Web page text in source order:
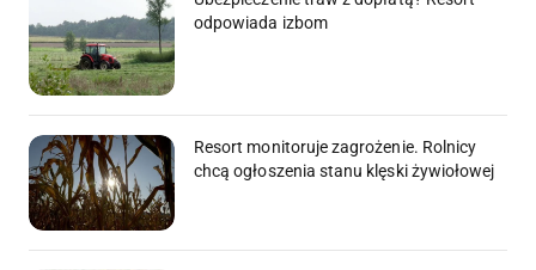
odpowiada izbom
Resort monitoruje zagrożenie. Rolnicy
chcą ogłoszenia stanu klęski żywiołowej